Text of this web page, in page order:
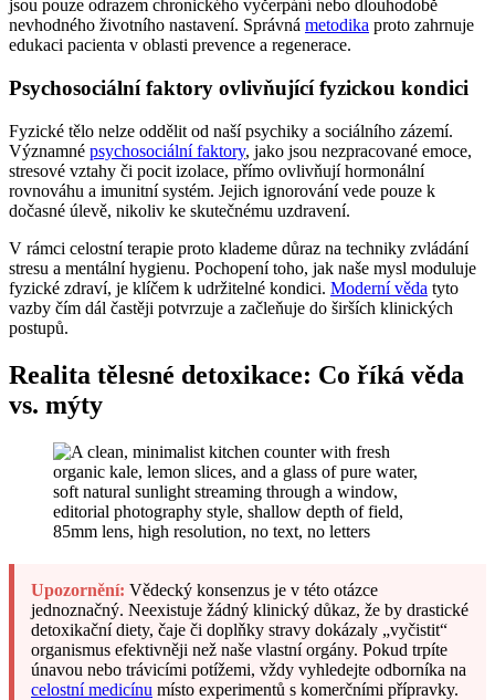
jsou pouze odrazem chronického vyčerpání nebo dlouhodobě
nevhodného životního nastavení. Správná metodika proto zahrnuje
edukaci pacienta v oblasti prevence a regenerace.
Psychosociální faktory ovlivňující fyzickou kondici
Fyzické tělo nelze oddělit od naší psychiky a sociálního zázemí.
Významné psychosociální faktory, jako jsou nezpracované emoce,
stresové vztahy či pocit izolace, přímo ovlivňují hormonální
rovnováhu a imunitní systém. Jejich ignorování vede pouze k
dočasné úlevě, nikoliv ke skutečnému uzdravení.
V rámci celostní terapie proto klademe důraz na techniky zvládání
stresu a mentální hygienu. Pochopení toho, jak naše mysl moduluje
fyzické zdraví, je klíčem k udržitelné kondici. Moderní věda tyto
vazby čím dál častěji potvrzuje a začleňuje do širších klinických
postupů.
Realita tělesné detoxikace: Co říká věda
vs. mýty
Upozornění: Vědecký konsenzus je v této otázce
jednoznačný. Neexistuje žádný klinický důkaz, že by drastické
detoxikační diety, čaje či doplňky stravy dokázaly „vyčistit“
organismus efektivněji než naše vlastní orgány. Pokud trpíte
únavou nebo trávicími potížemi, vždy vyhledejte odborníka na
celostní medicínu místo experimentů s komerčními přípravky.